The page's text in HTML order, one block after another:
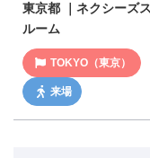
東京都 ｜ネクシーズ
ルーム
TOKYO（東京）
来場